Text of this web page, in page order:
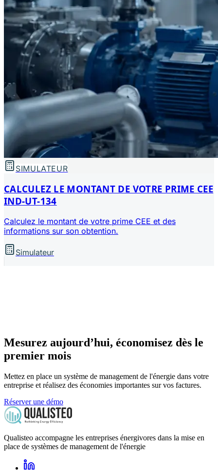
SIMULATEUR
CALCULEZ LE MONTANT DE VOTRE PRIME CEE
IND-UT-134
Calculez le montant de votre prime CEE et des
informations sur son obtention.
Simulateur
Mesurez aujourd’hui, économisez dès le
premier mois
Mettez en place un système de management de l'énergie dans votre
entreprise et réalisez des économies importantes sur vos factures.
Réserver une démo
Qualisteo accompagne les entreprises énergivores dans la mise en
place de systèmes de management de l'énergie